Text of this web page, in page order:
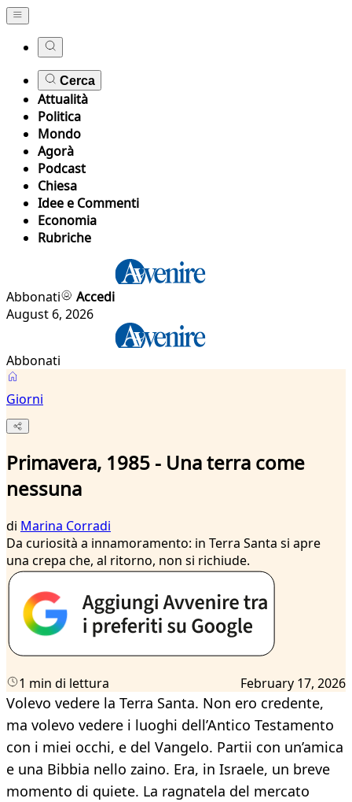
Cerca
Attualità
Politica
Mondo
Agorà
Podcast
Chiesa
Idee e Commenti
Economia
Rubriche
Abbonati
Accedi
August 6, 2026
Abbonati
Giorni
Primavera, 1985 - Una terra come
nessuna
di Marina Corradi
Da curiosità a innamoramento: in Terra Santa si apre
una crepa che, al ritorno, non si richiude.
1 min di lettura February 17, 2026
Volevo vedere la Terra Santa. Non ero credente,
ma volevo vedere i luoghi dell’Antico Testamento
con i miei occhi, e del Vangelo. Partii con un’amica
e una Bibbia nello zaino. Era, in Israele, un breve
momento di quiete. La ragnatela del mercato